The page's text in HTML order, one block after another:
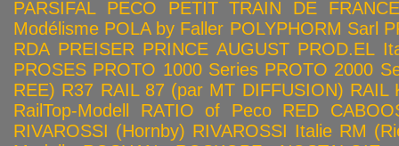
PARSIFAL
PECO
PETIT TRAIN DE FRANCE
Modélisme POLA by Faller POLYPHORM Sarl
RDA PREISER PRINCE AUGUST PROD.EL
PROSES PROTO 1000 Series PROTO 2000
REE) R37 RAIL 87 (par MT DIFFUSION) RAIL
RailTop-Modell
RATIO of Peco
RED
RIVAROSSI (Hornby) RIVAROSSI Italie RM